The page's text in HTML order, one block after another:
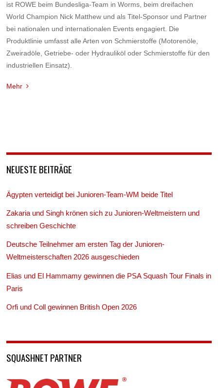
ist ROWE beim Bundesliga-Team in Worms, beim dreifachen
World Champion Nick Matthew und als Titel-Sponsor und Partner
bei nationalen und internationalen Events engagiert. Die
Produktlinie umfasst alle Arten von Schmierstoffe (Motorenöle,
Zweiradöle, Getriebe- oder Hydrauliköl oder Schmierstoffe für den
industriellen Einsatz).
Mehr
NEUESTE BEITRÄGE
Ägypten verteidigt bei Junioren-Team-WM beide Titel
Zakaria und Singh krönen sich zu Junioren-Weltmeistern und
schreiben Geschichte
Deutsche Teilnehmer am ersten Tag der Junioren-
Weltmeisterschaften 2026 ausgeschieden
Elias und El Hammamy gewinnen die PSA Squash Tour Finals in
Paris
Orfi und Coll gewinnen British Open 2026
SQUASHNET PARTNER